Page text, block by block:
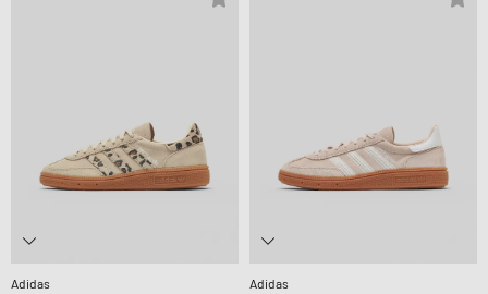
Adidas
Adidas